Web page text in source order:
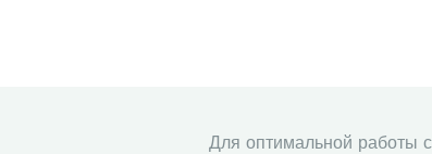
Для оптимальной работы